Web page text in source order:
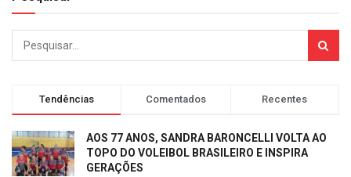
Tendências Comentados Recentes
AOS 77 ANOS, SANDRA BARONCELLI VOLTA AO
TOPO DO VOLEIBOL BRASILEIRO E INSPIRA
GERAÇÕES